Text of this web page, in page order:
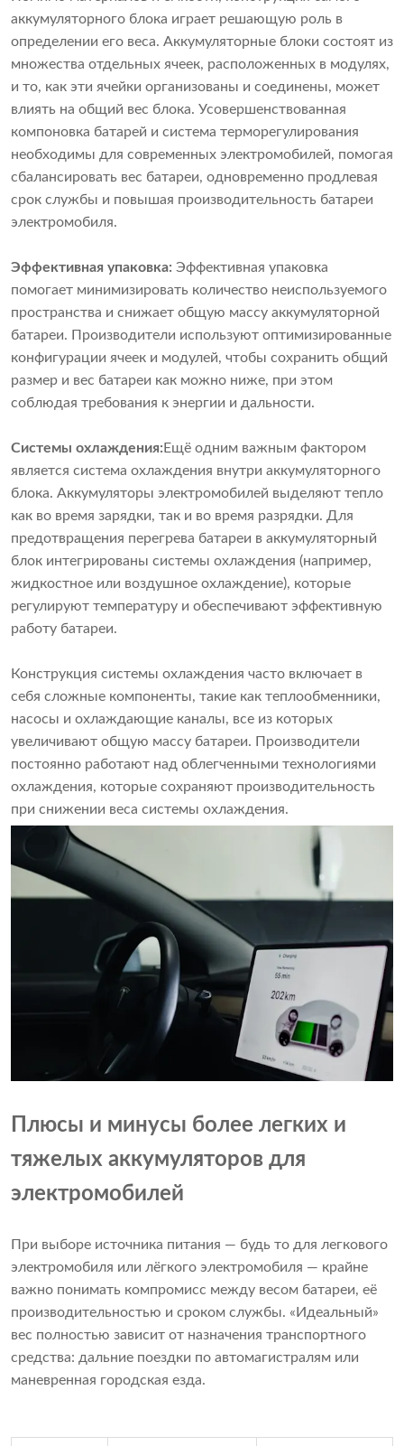
аккумуляторного блока играет решающую роль в
определении его веса. Аккумуляторные блоки состоят из
множества отдельных ячеек, расположенных в модулях,
и то, как эти ячейки организованы и соединены, может
влиять на общий вес блока. Усовершенствованная
компоновка батарей и система терморегулирования
необходимы для современных электромобилей, помогая
сбалансировать вес батареи, одновременно продлевая
срок службы и повышая производительность батареи
электромобиля.
Эффективная упаковка: Эффективная упаковка
помогает минимизировать количество неиспользуемого
пространства и снижает общую массу аккумуляторной
батареи. Производители используют оптимизированные
конфигурации ячеек и модулей, чтобы сохранить общий
размер и вес батареи как можно ниже, при этом
соблюдая требования к энергии и дальности.
Системы охлаждения: Ещё одним важным фактором
является система охлаждения внутри аккумуляторного
блока. Аккумуляторы электромобилей выделяют тепло
как во время зарядки, так и во время разрядки. Для
предотвращения перегрева батареи в аккумуляторный
блок интегрированы системы охлаждения (например,
жидкостное или воздушное охлаждение), которые
регулируют температуру и обеспечивают эффективную
работу батареи.
Конструкция системы охлаждения часто включает в
себя сложные компоненты, такие как теплообменники,
насосы и охлаждающие каналы, все из которых
увеличивают общую массу батареи. Производители
постоянно работают над облегченными технологиями
охлаждения, которые сохраняют производительность
при снижении веса системы охлаждения.
Плюсы и минусы более легких и
тяжелых аккумуляторов для
электромобилей
При выборе источника питания — будь то для легкового
электромобиля или лёгкого электромобиля — крайне
важно понимать компромисс между весом батареи, её
производительностью и сроком службы. «Идеальный»
вес полностью зависит от назначения транспортного
средства: дальние поездки по автомагистралям или
маневренная городская езда.